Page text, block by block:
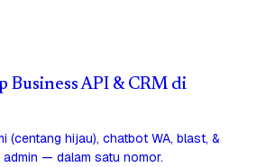
Business API & CRM di
(centang hijau), chatbot WA, blast, &
— dalam satu nomor.